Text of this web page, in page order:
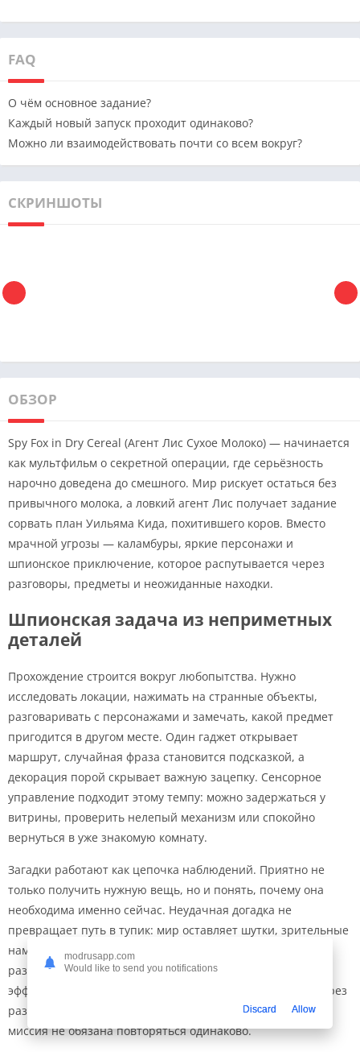
FAQ
О чём основное задание?
Каждый новый запуск проходит одинаково?
Можно ли взаимодействовать почти со всем вокруг?
СКРИНШОТЫ
ОБЗОР
Spy Fox in Dry Cereal (Агент Лис Сухое Молоко) — начинается
как мультфильм о секретной операции, где серьёзность
нарочно доведена до смешного. Мир рискует остаться без
привычного молока, а ловкий агент Лис получает задание
сорвать план Уильяма Кида, похитившего коров. Вместо
мрачной угрозы — каламбуры, яркие персонажи и
шпионское приключение, которое распутывается через
разговоры, предметы и неожиданные находки.
Шпионская задача из неприметных
деталей
Прохождение строится вокруг любопытства. Нужно
исследовать локации, нажимать на странные объекты,
разговаривать с персонажами и замечать, какой предмет
пригодится в другом месте. Один гаджет открывает
маршрут, случайная фраза становится подсказкой, а
декорация порой скрывает важную зацепку. Сенсорное
управление подходит этому темпу: можно задержаться у
витрины, проверить нелепый механизм или спокойно
вернуться в уже знакомую комнату.
Загадки работают как цепочка наблюдений. Приятно не
только получить нужную вещь, но и понять, почему она
необходима именно сейчас. Неудачная догадка не
превращает путь в тупик: мир оставляет шутки, зрительные
намёки и поводы проверить другой вариант. Мини-игры
разбавляют поиск, а устройства агента добавляют
эффектных сцен. Новые прохождения способны вести через
разные маршруты и наборы задач, поэтому знакомая
миссия не обязана повторяться одинаково.
modrusapp.com
Would like to send you notifications
Discard Allow